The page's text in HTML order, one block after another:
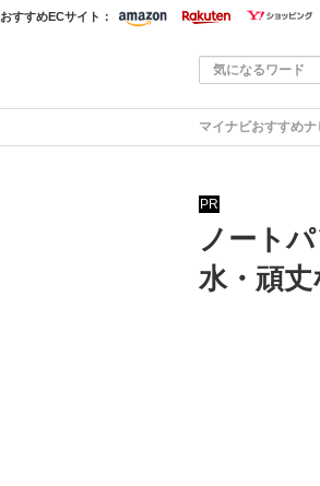
おすすめECサイト：
マイナビおすすめナ
PR
ノート
水・頑